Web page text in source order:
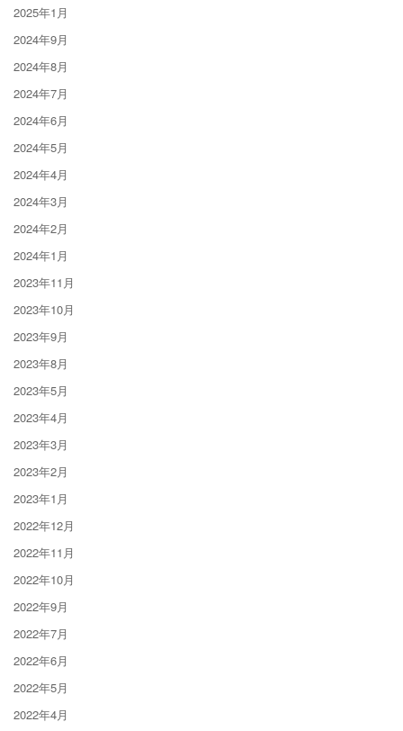
2025年1月
2024年9月
2024年8月
2024年7月
2024年6月
2024年5月
2024年4月
2024年3月
2024年2月
2024年1月
2023年11月
2023年10月
2023年9月
2023年8月
2023年5月
2023年4月
2023年3月
2023年2月
2023年1月
2022年12月
2022年11月
2022年10月
2022年9月
2022年7月
2022年6月
2022年5月
2022年4月